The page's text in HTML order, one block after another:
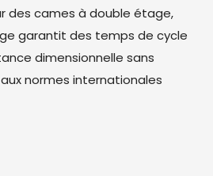
des cames à double étage,
garantit des temps de cycle
dimensionnelle sans
normes internationales